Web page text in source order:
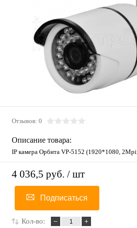
Отзывов: 0
Описание товара:
IP камера Орбита VP-5152 (1920*1080,
4 036,5 руб. / шт
Подписаться
Кол-во: